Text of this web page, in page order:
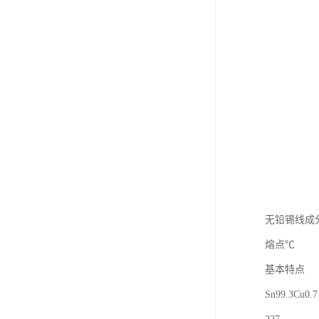
无铅锡线成
熔点℃
基本特点
Sn99.3Cu0.7